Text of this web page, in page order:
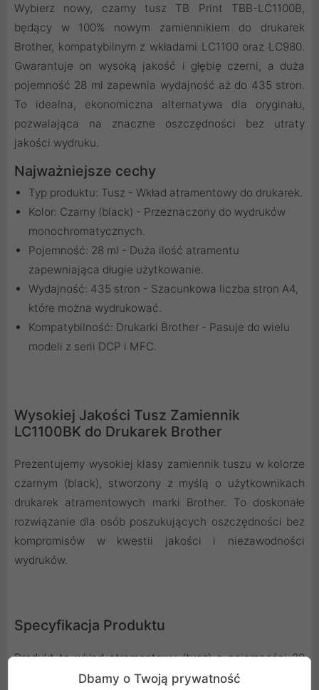
Wybierz nowy, czarny tusz TB Print TBB-LC1100B,
będący w 100% nowym zamiennikiem do drukarek
Brother, kompatybilnym z wkładami LC1100 oraz LC980.
Gwarantuje on wysoką jakość i głębię czerni, a duża
pojemność 28 ml zapewnia wydajność aż do 435 stron.
To idealna, ekonomiczna alternatywa dla oryginału,
pozwalająca na znaczne oszczędności bez utraty
jakości wydruku.
Najważniejsze cechy
Typ produktu: Tusz - Wkład atramentowy do drukarek.
Kolor: Czarny (black) - Przeznaczony do wydruków
monochromatycznych.
Pojemność: 28 ml - Duża ilość atramentu
zapewniająca długie użytkowanie.
Wydajność: 435 stron - Szacunkowa liczba stron A4,
które można wydrukować.
Kompatybilność: Drukarki Brother - Pasuje do wielu
modeli z serii DCP i MFC.
Wysokiej Jakości Tusz Zamiennik
LC1100BK do Drukarek Brother
Prezentujemy wysokiej klasy zamiennik tuszu w kolorze
czarnym (black), stworzony z myślą o użytkownikach
drukarek atramentowych marki Brother. To doskonałe
rozwiązanie dla osób poszukujących oszczędności bez
kompromisów w kwestii jakości i niezawodności
wydruków.
Specyfikacja Produktu
Produkt to wkład atramentowy (tusz) o pojemności 28
ml, co przekłada się na wysoką wydajność, pozwalającą
Dbamy o Twoją prywatność